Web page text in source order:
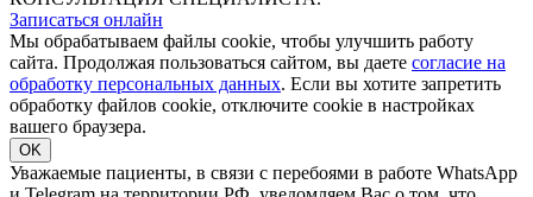
Записаться онлайн
Мы обрабатываем файлы cookie, чтобы улучшить работу
сайта. Продолжая пользоваться сайтом, вы даете согласие на
обработку персональных данных. Если вы хотите запретить
обработку файлов cookie, отключите cookie в настройках
вашего браузера.
OK
Уважаемые пациенты, в связи с перебоями в работе WhatsApp